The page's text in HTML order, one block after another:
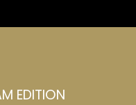
EDITION